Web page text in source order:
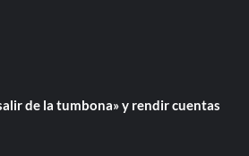
de la tumbona» y rendir cuentas